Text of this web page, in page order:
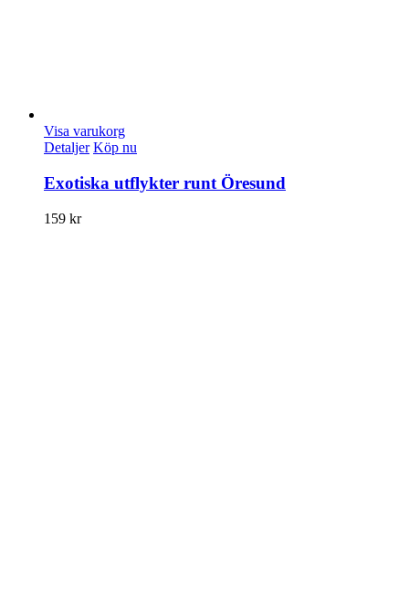
Visa varukorg
Detaljer Köp nu
Exotiska utflykter runt Öresund
159 kr